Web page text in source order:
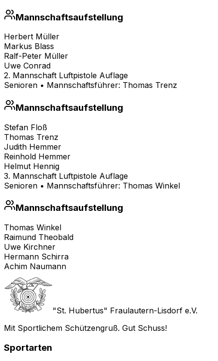
Mannschaftsaufstellung
Herbert Müller
Markus Blass
Ralf-Peter Müller
Uwe Conrad
2. Mannschaft Luftpistole Auflage
Senioren • Mannschaftsführer: Thomas Trenz
Mannschaftsaufstellung
Stefan Floß
Thomas Trenz
Judith Hemmer
Reinhold Hemmer
Helmut Hennig
3. Mannschaft Luftpistole Auflage
Senioren • Mannschaftsführer: Thomas Winkel
Mannschaftsaufstellung
Thomas Winkel
Raimund Theobald
Uwe Kirchner
Hermann Schirra
Achim Naumann
"St. Hubertus" Fraulautern-Lisdorf e.V.
Mit Sportlichem Schützengruß. Gut Schuss!
Sportarten